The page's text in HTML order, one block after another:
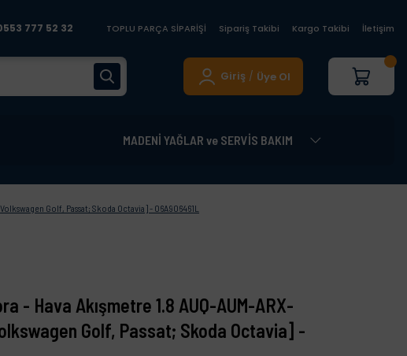
777 52 32 TOPLU PARÇA SİPARİŞİ Sipariş Takibi Kargo Takibi İletişim
Giriş / Üye Ol
MADENİ YAĞLAR ve SERVİS BAKIM
Golf, Passat; Skoda Octavia] - 06A906461L
- Hava Akışmetre 1.8 AUQ-AUM-ARX-
Golf, Passat; Skoda Octavia] -